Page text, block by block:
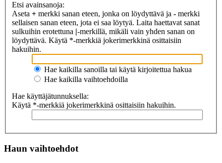
Etsi avainsanoja:
Aseta + merkki sanan eteen, jonka on löydyttävä ja - merkki
sellaisen sanan eteen, jota ei saa löytyä. Laita haettavat sanat
sulkuihin erotettuna |-merkillä, mikäli vain yhden sanan on
löydyttävä. Käytä *-merkkiä jokerimerkkinä osittaisiin
hakuihin.
Hae kaikilla sanoilla tai käytä kirjoitettua hakua
Hae kaikilla vaihtoehdoilla
Hae käyttäjätunnuksella:
Käytä *-merkkiä jokerimerkkinä osittaisiin hakuihin.
Haun vaihtoehdot